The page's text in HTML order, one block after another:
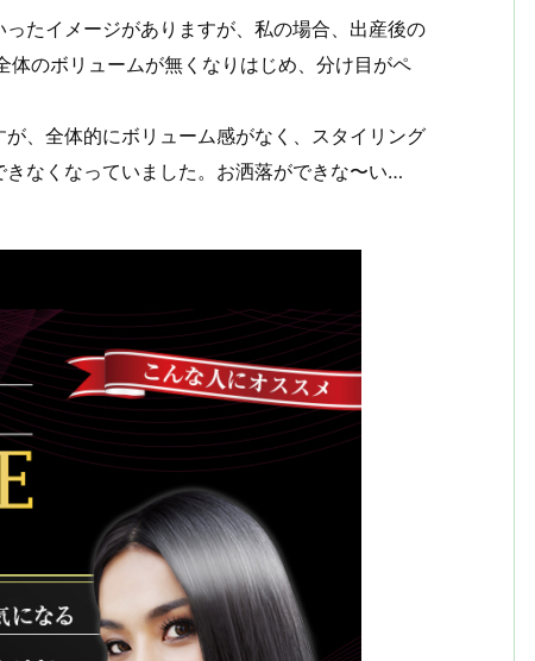
たイメージがありますが、私の場合、出産後の
のボリュームが無くなりはじめ、分け目がペ
、全体的にボリューム感がなく、スタイリング
なくなっていました。お洒落ができな〜い…